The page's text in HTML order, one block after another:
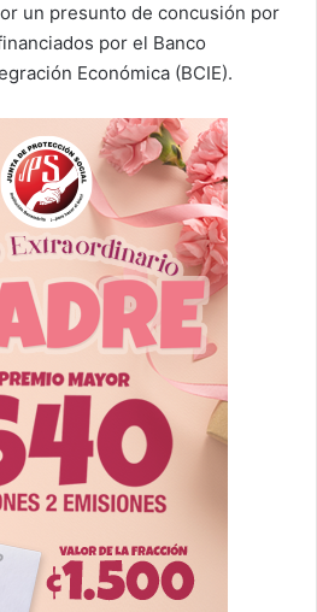
un presunto de concusión por
por el Banco
Económica (BCIE).